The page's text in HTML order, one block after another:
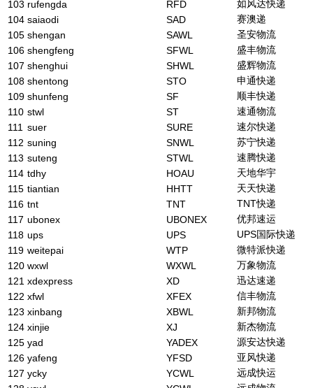
103 rufengda RFD
如风达快递
104 saiaodi SAD
赛澳递
105 shengan SAWL
圣安物流
106 shengfeng SFWL
盛丰物流
107 shenghui SHWL
盛辉物流
108 shentong STO
申通快递
109 shunfeng SF
顺丰快递
110 stwl ST
速通物流
111 suer SURE
速尔快递
112 suning SNWL
苏宁快递
113 suteng STWL
速腾快递
114 tdhy HOAU
天地华宇
115 tiantian HHTT
天天快递
116 tnt TNT
TNT快递
117 ubonex UBONEX
优邦速运
118 ups UPS
UPS国际快递
119 weitepai WTP
微特派快递
120 wxwl WXWL
万象物流
121 xdexpress XD
迅达速递
122 xfwl XFEX
信丰物流
123 xinbang XBWL
新邦物流
124 xinjie XJ
新杰物流
125 yad YADEX
源安达快递
126 yafeng YFSD
亚风快递
127 ycky YCWL
远成快运